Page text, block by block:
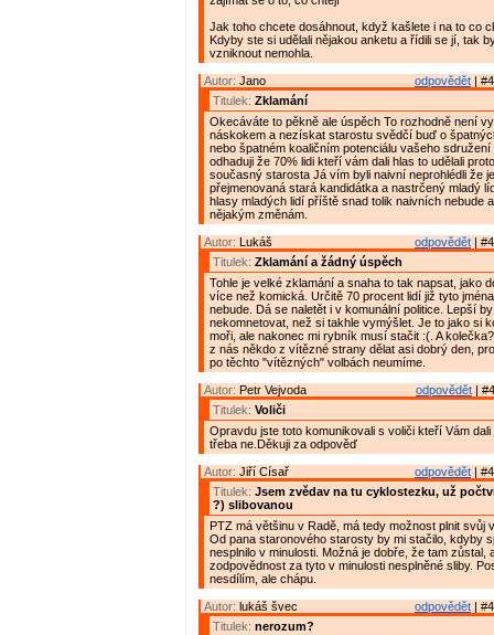
Jak toho chcete dosáhnout, když kašlete i na to co
Kdyby ste si udělali nějakou anketu a řídili se jí, tak
vzniknout nemohla.
odpovědět |
Autor: Jano
Titulek: Zklamání
Okecáváte to pěkně ale úspěch To rozhodně není
náskokem a nezískat starostu svědčí buď o
nebo špatném koaličním potenciálu vašeho sdružení
odhaduji že 70% lidi kteří vám dali hlas to udělali
současný starosta Já vím byli naivní neprohlédli že
přejmenovaná stará kandidátka a nastrčený mladý
hlasy mladých lidí příště snad tolik naivních nebude
nějakým změnám.
odpovědět |
Autor: Lukáš
Titulek: Zklamání a žádný úspěch
Tohle je velké zklamání a snaha to tak napsat, jako
více než komická. Určitě 70 procent lidí již tyto
nebude. Dá se naletět i v komunální politice. Lepší
nekomnetovat, než si takhle vymýšlet. Je to jako si
moři, ale nakonec mi rybník musí stačit :(. A
z nás někdo z vítězné strany dělat asi dobrý den,
po těchto "vítězných" volbách neumíme.
odpovědět |
Autor: Petr Vejvoda
Titulek: Voliči
Opravdu jste toto komunikovali s voliči kteří Vám dali
třeba ne.Děkuji za odpověď
odpovědět |
Autor: Jiří Císař
Titulek: Jsem zvědav na tu cyklostezku, už
?) slibovanou
PTZ má většinu v Radě, má tedy možnost plnit svůj
Od pana staronového starosty by mi stačilo, kdyby
nesplnilo v minulosti. Možná je dobře, že tam zůstal,
zodpovědnost za tyto v minulosti nesplněné sliby.
nesdílím, ale chápu.
odpovědět |
Autor: lukáš švec
Titulek: nerozum?